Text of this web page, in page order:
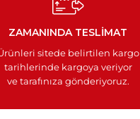
ZAMANINDA TESLİMAT
sitede belirtilen kargo
tarihlerinde kargoya veriyor
ve tarafınıza gönderiyoruz.